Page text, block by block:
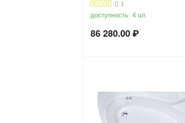
1
доступность: 4 шт.
86 280.00₽